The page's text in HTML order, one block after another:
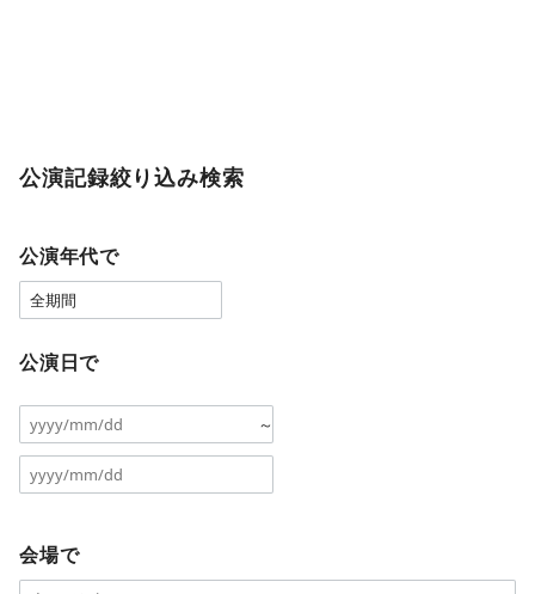
公演記録絞り込み検索
公演年代で
公演日で
～
会場で